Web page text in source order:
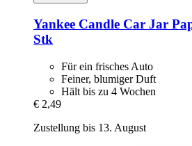
Yankee Candle Car Jar
Stk
Für ein frisches Auto
Feiner, blumiger Duft
Hält bis zu 4 Wochen
€ 2,49
Zustellung bis 13. August